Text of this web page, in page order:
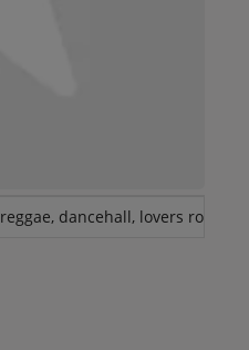
reggae, dancehall, lovers rock,